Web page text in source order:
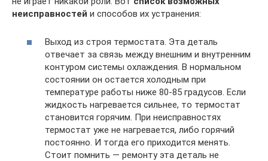
неисправностей и способов их устранения:
Выход из строя термостата. Эта деталь
отвечает за связь между внешним и внутренним
контуром системы охлаждения. В нормальном
состоянии он остается холодным при
температуре работы ниже 80-85 градусов. Если
жидкость нагревается сильнее, то термостат
становится горячим. При неисправностях
термостат уже не нагревается, либо горячий
постоянно. И тогда его приходится менять.
Стоит помнить — ремонту эта деталь не